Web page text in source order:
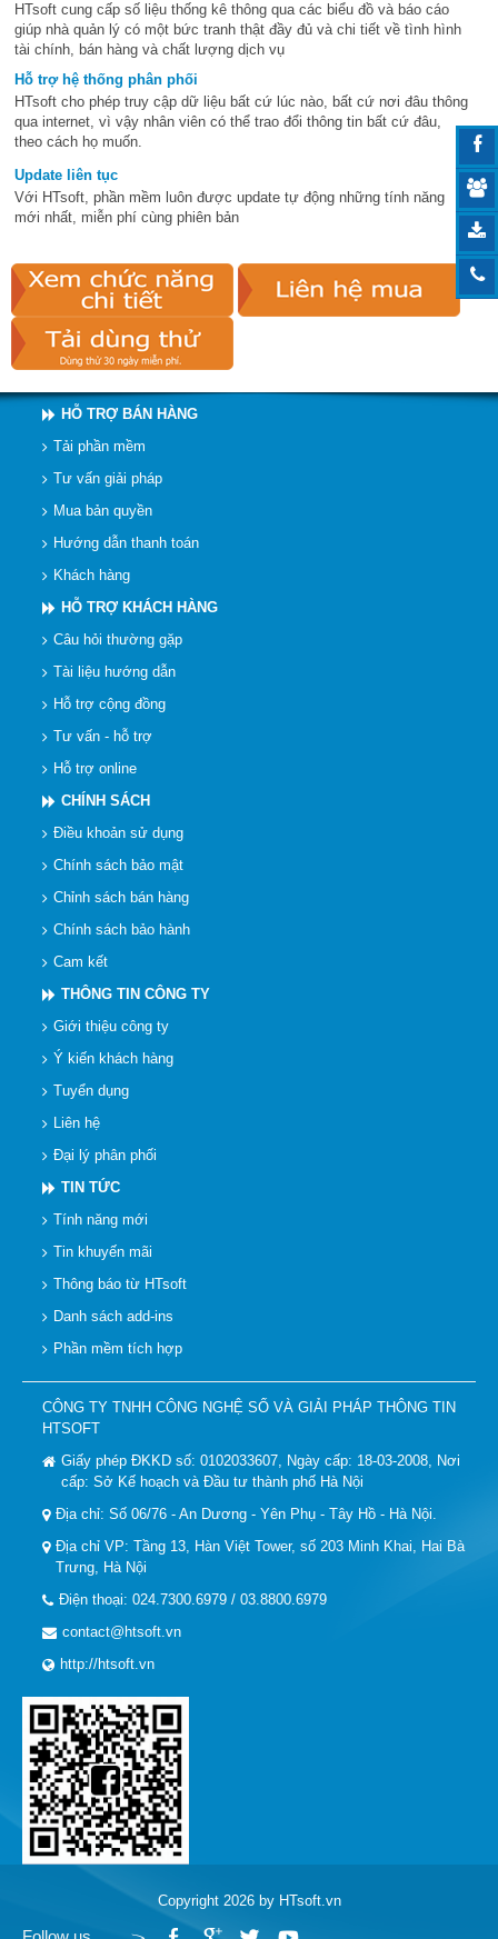
HTsoft cung cấp số liệu thống kê thông qua các biểu đồ và báo cáo
giúp nhà quản lý có một bức tranh thật đầy đủ và chi tiết về tình hình
tài chính, bán hàng và chất lượng dịch vụ
Hỗ trợ hệ thống phân phối
HTsoft cho phép truy cập dữ liệu bất cứ lúc nào, bất cứ nơi đâu thông
qua internet, vì vậy nhân viên có thể trao đổi thông tin bất cứ đâu,
theo cách họ muốn.
Update liên tục
Với HTsoft, phần mềm luôn được update tự động những tính năng
mới nhất, miễn phí cùng phiên bản
HỖ TRỢ BÁN HÀNG
Tải phần mềm
Tư vấn giải pháp
Mua bản quyền
Hướng dẫn thanh toán
Khách hàng
HỖ TRỢ KHÁCH HÀNG
Câu hỏi thường gặp
Tài liệu hướng dẫn
Hỗ trợ cộng đồng
Tư vấn - hỗ trợ
Hỗ trợ online
CHÍNH SÁCH
Điều khoản sử dụng
Chính sách bảo mật
Chỉnh sách bán hàng
Chính sách bảo hành
Cam kết
THÔNG TIN CÔNG TY
Giới thiệu công ty
Ý kiến khách hàng
Tuyển dụng
Liên hệ
Đại lý phân phối
TIN TỨC
Tính năng mới
Tin khuyến mãi
Thông báo từ HTsoft
Danh sách add-ins
Phần mềm tích hợp
CÔNG TY TNHH CÔNG NGHỆ SỐ VÀ GIẢI PHÁP THÔNG TIN
HTSOFT
Giấy phép ĐKKD số: 0102033607, Ngày cấp: 18-03-2008, Nơi
cấp: Sở Kế hoạch và Đầu tư thành phố Hà Nội
Địa chỉ: Số 06/76 - An Dương - Yên Phụ - Tây Hồ - Hà Nội.
Địa chỉ VP: Tầng 13, Hàn Việt Tower, số 203 Minh Khai, Hai Bà
Trưng, Hà Nội
Điện thoại: 024.7300.6979 / 03.8800.6979
contact@htsoft.vn
http://htsoft.vn
Copyright 2026 by HTsoft.vn